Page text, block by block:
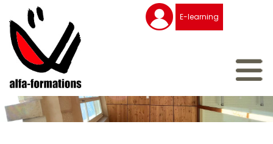
au
contenu
principal
Mon
compte
E-learning
Panneau de gestion des cookies